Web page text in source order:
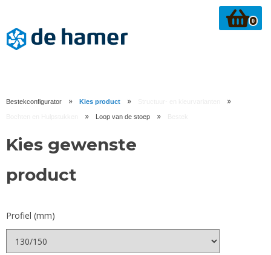
Bestekconfigurator » Kies product » »
» Loop van de stoep »
Kies gewenste
product
Profiel (mm)
0